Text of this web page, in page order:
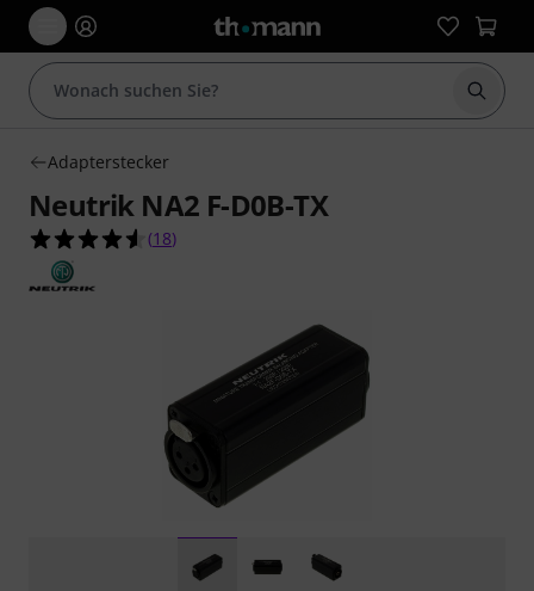
Suche
Adapterstecker
Neutrik NA2 F-D0B-TX
4.6 von 5 Sternen aus 18 Kundenbewertungen
(18)